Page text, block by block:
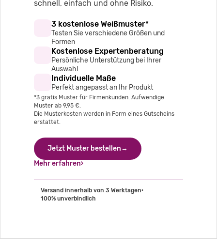
schnell, einfach und ohne Risiko.
3 kostenlose Weißmuster*
Testen Sie verschiedene Größen und
Formen
Kostenlose Expertenberatung
Persönliche Unterstützung bei Ihrer
Auswahl
Individuelle Maße
Perfekt angepasst an Ihr Produkt
*3 gratis Muster für Firmenkunden. Aufwendige
Muster ab 9,95 €.
Die Musterkosten werden in Form eines Gutscheins
erstattet.
Jetzt Muster bestellen→
Mehr erfahren›
Versand innerhalb von 3 Werktagen·
100% unverbindlich